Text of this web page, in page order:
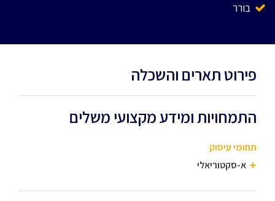
בורר
פירוט תארים והשכלה
התמחויות ומידע מקצועי משלים
תחומי עיסוק
א-סקטוריאלי